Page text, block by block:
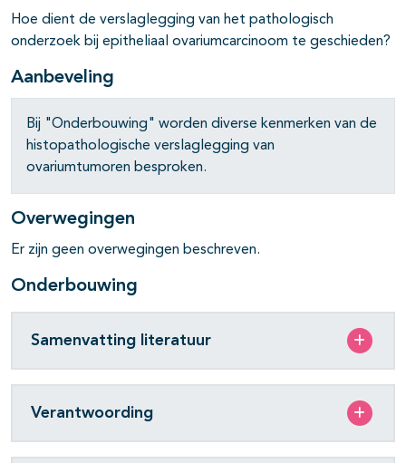
open- en dichtklappen
open- en dichtklappen
open- en dichtklappen
Hoe dient de verslaglegging van het pathologisch
onderzoek bij epitheliaal ovariumcarcinoom te geschieden?
Aanbeveling
Bij "Onderbouwing" worden diverse kenmerken van de
histopathologische verslaglegging van
ovariumtumoren besproken.
Overwegingen
Er zijn geen overwegingen beschreven.
Onderbouwing
Samenvatting literatuur
Verantwoording